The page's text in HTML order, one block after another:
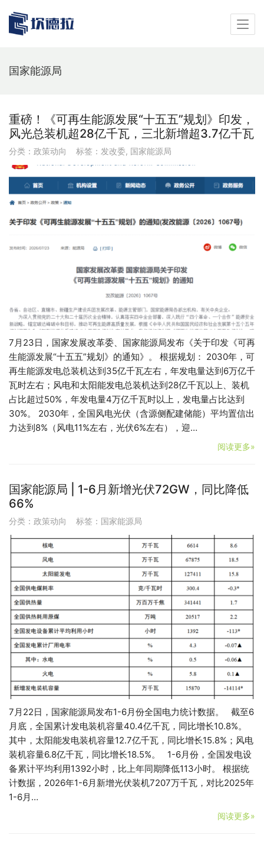
国家能源局
重磅！《可再生能源发展“十五五”规划》印发，
风光总装机超28亿千瓦，三北新增超3.7亿千瓦
分类： 政策动向 标签： 发改委, 国家能源局
7月23日，国家发展改革委、国家能源局发布《关于印发《可再
生能源发展“十五五”规划》的通知》。 根据规划： 2030年，可
再生能源发电总装机达到35亿千瓦左右，年发电量达到6万亿千
瓦时左右；风电和太阳能发电总装机达到28亿千瓦以上、装机
占比超过50%，年发电量4万亿千瓦时以上，发电量占比达到
30%。 2030年，全国风电光伏（含源侧配建储能）平均置信出
力达到8%（风电11%左右，光伏6%左右），迎…
阅读更多»
国家能源局 | 1-6月新增光伏72GW，同比降低
66%
分类： 政策动向 标签： 国家能源局
7月22日，国家能源局发布1-6月份全国电力统计数据。 截至6
月底，全国累计发电装机容量40.4亿千瓦，同比增长10.8%。
其中，太阳能发电装机容量12.7亿千瓦，同比增长15.8%；风电
装机容量6.8亿千瓦，同比增长18.5%。 1-6月份，全国发电设
备累计平均利用1392小时，比上年同期降低113小时。 根据统
计数据，2026年1-6月新增光伏装机7207万千瓦，对比2025年
1-6月…
阅读更多»